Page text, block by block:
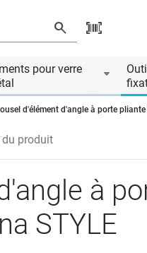
pour verre
d'élément d'angle à porte pliante
produit
à
STYLE